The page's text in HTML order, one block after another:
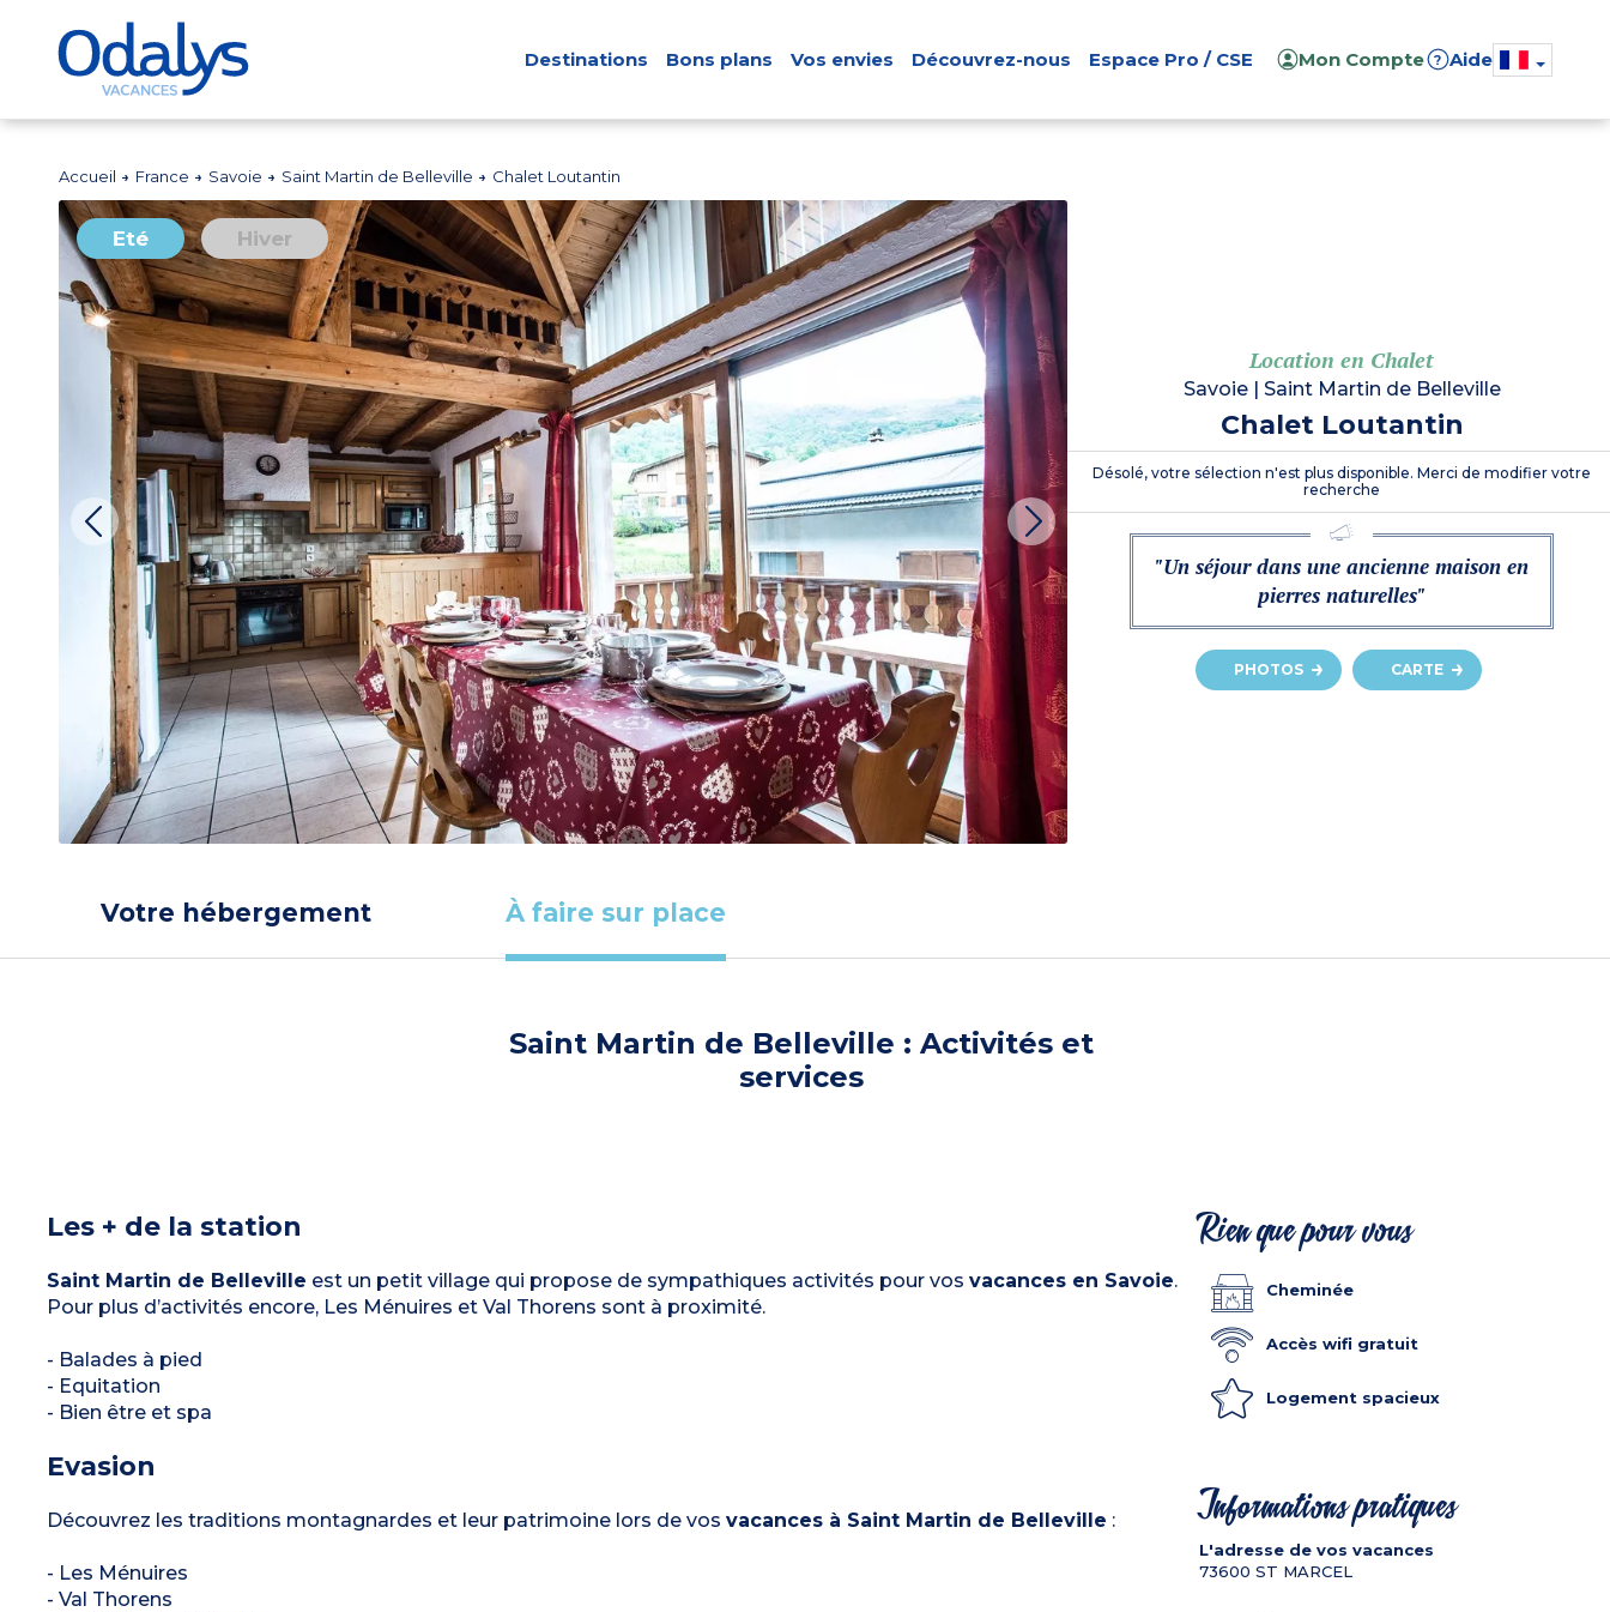
Destinations Bons plans Vos envies Découvrez-nous Espace Pro / CSE Mon Compte ? Aide
Accueil France Savoie Saint Martin de Belleville Chalet Loutantin
Eté Hiver
Location en Chalet
Savoie| Saint Martin de Belleville
Chalet Loutantin
Désolé, votre sélection n'est plus disponible. Merci de modifier votre
recherche
"Un séjour dans une ancienne maison en
pierres naturelles"
PHOTOS CARTE
Votre hébergement À faire sur place
Saint Martin de Belleville : Activités et
services
Les + de la station
Saint Martin de Belleville est un petit village qui propose de sympathiques activités pour vos vacances en Savoie.
Pour plus d’activités encore, Les Ménuires et Val Thorens sont à proximité.
- Balades à pied
- Equitation
- Bien être et spa
Evasion
Découvrez les traditions montagnardes et leur patrimoine lors de vos vacances à Saint Martin de Belleville :
- Les Ménuires
- Val Thorens
Rien que pour vous
Cheminée
Accès wifi gratuit
Logement spacieux
Informations pratiques
L'adresse de vos vacances
73600 ST MARCEL